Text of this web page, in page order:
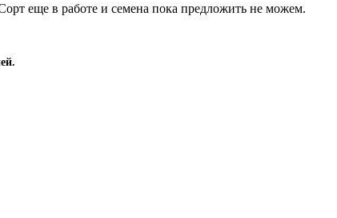
еще в работе и семена пока предложить не можем.